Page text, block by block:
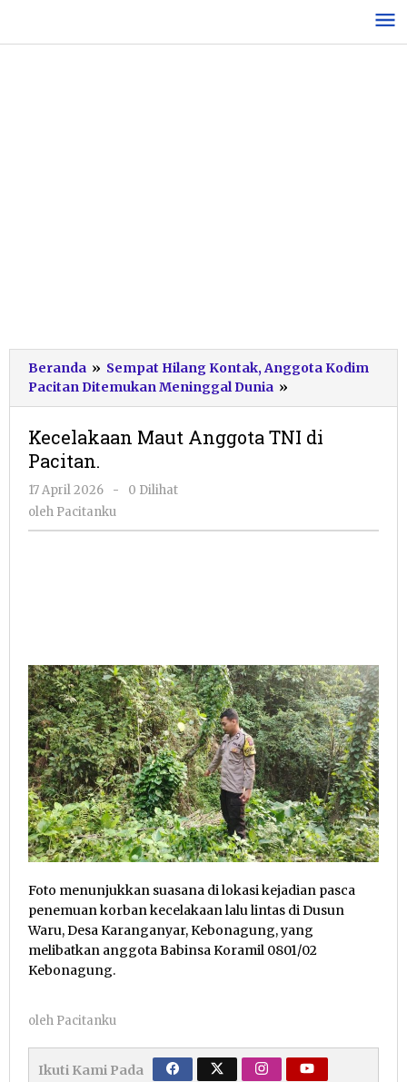
konten
Beranda » Sempat Hilang Kontak, Anggota Kodim
Pacitan Ditemukan Meninggal Dunia »
Maut
TNI
Kecelakaan Maut Anggota TNI di
Pacitan.
17 April 2026
oleh
Pacitanku
-
0 Dilihat
oleh Pacitanku
Foto menunjukkan suasana di lokasi kejadian pasca
penemuan korban kecelakaan lalu lintas di Dusun
Waru, Desa Karanganyar, Kebonagung, yang
melibatkan anggota Babinsa Koramil 0801/02
Kebonagung.
oleh Pacitanku
Ikuti Kami Pada